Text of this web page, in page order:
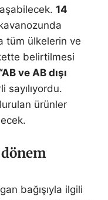
14
tüm ülkelerin ve
belirtilmesi
“AB ve AB dışı
sayılıyordu.
ürünler
dönem
bağışıyla ilgili